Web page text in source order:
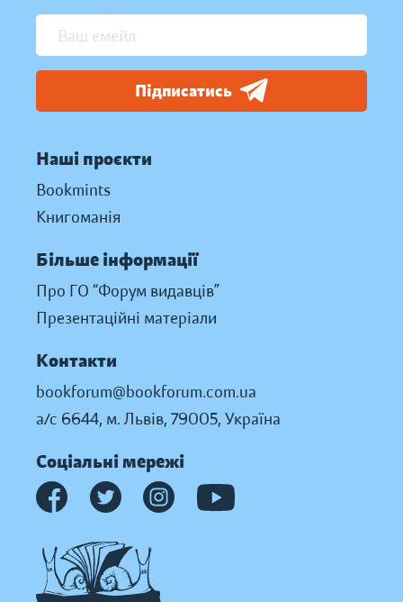
Підписатись
Наші проєкти
Bookmints
Книгоманія
Більше інформації
Про ГО “Форум видавців”
Презентаційні матеріали
Контакти
bookforum@bookforum.com.ua
а/с 6644, м. Львів, 79005, Україна
Соціальні мережі